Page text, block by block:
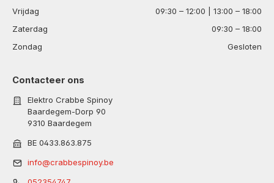
Vrijdag
09:30 – 12:00 | 13:00 – 18:00
Zaterdag
09:30 – 18:00
Zondag
Gesloten
Contacteer ons
Elektro Crabbe Spinoy
Baardegem-Dorp 90
9310 Baardegem
BE 0433.863.875
info@crabbespinoy.be